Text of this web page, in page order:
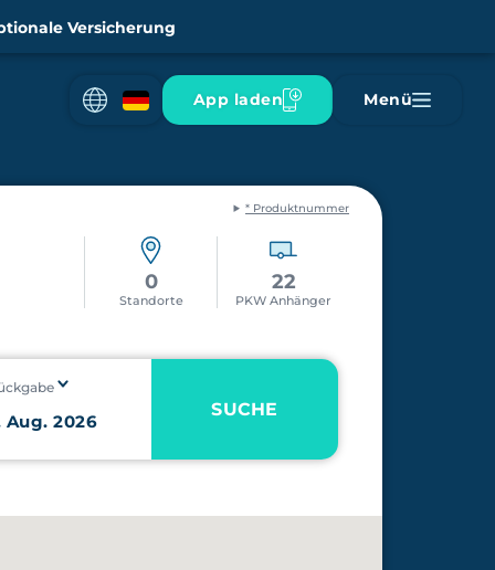
Versicherung
App laden Menü
* Produktnummer
0
Standorte
22
PKW Anhänger
SUCHE